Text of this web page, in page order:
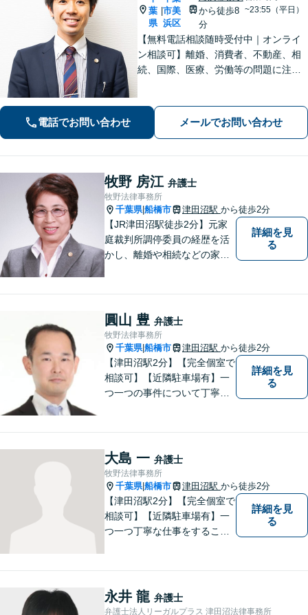
葉
県
市美
浜区
から徒歩8
分
~23:55（平日）
【無料電話相談随時受付中｜オンライ
ン相談可】離婚、消費者、不動産、相
続、国際、医療、労働等の問題に注力
応を心がけ、他事務所で難しいと言わ
れた事案も依頼者と二人三脚で解決に
電話でお問い合わせ メールでお問い合わせ
牧野 房江 弁護士
牧野法律事務所
千葉県|船橋市 津田沼駅 から徒歩2分
【JR津田沼駅徒歩2分】元家
庭裁判所調停委員の経歴を活
かし、離婚や相続などの家事
詳細を見
る
圓山 豊 弁護士
牧野法律事務所
千葉県|船橋市 津田沼駅 から徒歩2分
【津田沼駅2分】【完全個室で
相談可】【近隣駐車場有】一
つ一つの事件について丁寧に
市の牧野法律事務所へお気軽
にご相談下さい。
詳細を見
る
大島 一 弁護士
牧野法律事務所
千葉県|船橋市 津田沼駅 から徒歩2分
【津田沼駅2分】【完全個室で
相談可】【近隣駐車場有】一
つ一つ丁寧な仕事をすること
葉県船橋市の牧野法律事務所
へお気軽にご相談下さい。
詳細を見
る
永井 龍 弁護士
弁護士法人リーガルプラス 津田沼法律事務所